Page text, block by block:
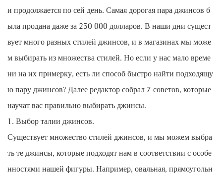
и продолжается по сей день. Самая дорогая пара джинсов б
ыла продана даже за 250 000 долларов. В наши дни сущест
вует много разных стилей джинсов, и в магазинах мы може
м выбирать из множества стилей. Но если у нас мало време
ни на их примерку, есть ли способ быстро найти подходящу
ю пару джинсов? Далее редактор собрал 7 советов, которые
научат вас правильно выбирать джинсы.
1. Выбор талии джинсов.
Существует множество стилей джинсов, и мы можем выбра
ть те джинсы, которые подходят нам в соответствии с особе
нностями нашей фигуры. Например, овальная, прямоугольн